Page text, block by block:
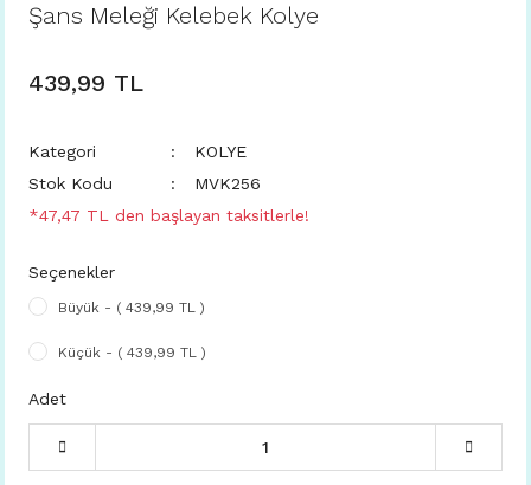
Şans Meleği Kelebek Kolye
439,99 TL
Kategori
KOLYE
Stok Kodu
MVK256
*47,47 TL den başlayan taksitlerle!
Seçenekler
Büyük - ( 439,99 TL )
Küçük - ( 439,99 TL )
Adet